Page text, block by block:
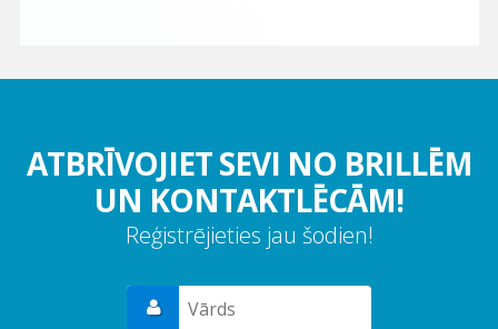
ATBRĪVOJIET SEVI NO BRILLĒM
UN KONTAKTLĒCĀM!
Reģistrējieties jau šodien!